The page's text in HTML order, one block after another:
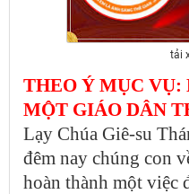
tải
THEO Ý MỤC
MỘT GIÁO DÂN
Lạy Chúa Giê-su
đêm nay chúng con
hoàn thành một việc